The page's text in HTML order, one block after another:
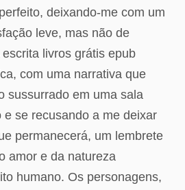
deixando-me com um
leve, mas não de
livros grátis epub
com uma narrativa que
sussurrado em uma sala
e se recusando a me deixar
permanecerá, um lembrete
amor e da natureza
humano. Os personagens,